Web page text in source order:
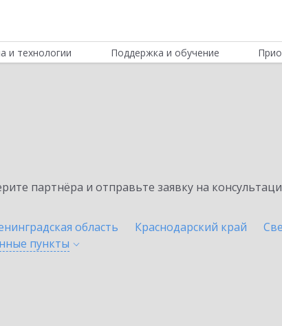
и технологии Поддержка и обучение
партнёра и отправьте заявку на
область Краснодарский край
пункты